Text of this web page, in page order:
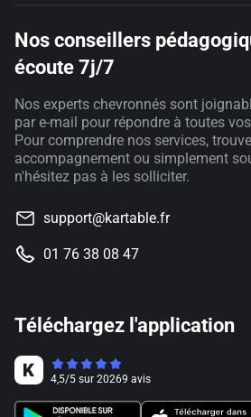
Nos conseillers
écoute 7j/7
Nos experts chevronnés sont
par e-mail pour répondre à toutes
Pour comprendre nos services,
accompagnement ou simplement
n'hésitez pas à les solliciter.
support@kartable.fr
01 76 38 08 47
Téléchargez l'application
4,5/5 sur 20269 avis